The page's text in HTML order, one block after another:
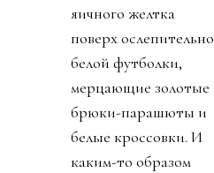
яичного желтка
поверх ослепительно
белой футболки,
мерцающие золотые
брюки-парашюты и
белые кроссовки. И
каким-то образом